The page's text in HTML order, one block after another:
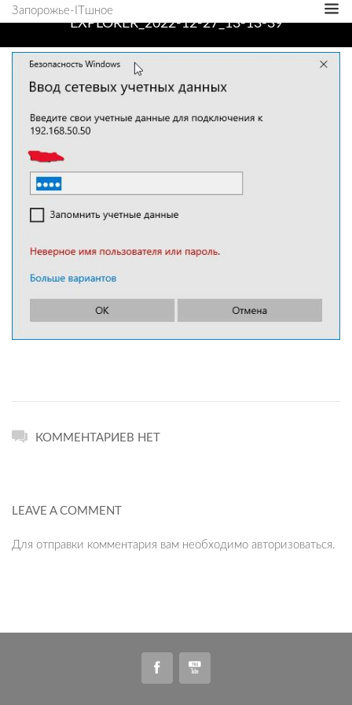
EXPLORER_2022-12-27_13-13-39
Запорожье-ITшное
КОММЕНТАРИЕВ НЕТ
LEAVE A COMMENT
Для отправки комментария вам необходимо авторизоваться.